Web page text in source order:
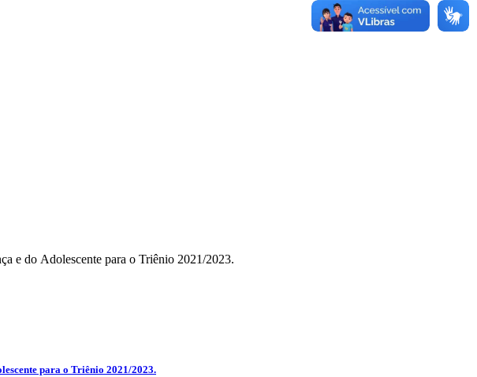
e do Adolescente para o Triênio 2021/2023.
para o Triênio 2021/2023.